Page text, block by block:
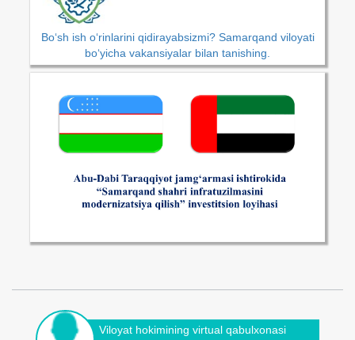
Bo‘sh ish o‘rinlarini qidirayabsizmi? Samarqand viloyati
bo‘yicha vakansiyalar bilan tanishing.
Viloyat hokimining virtual qabulxonasi